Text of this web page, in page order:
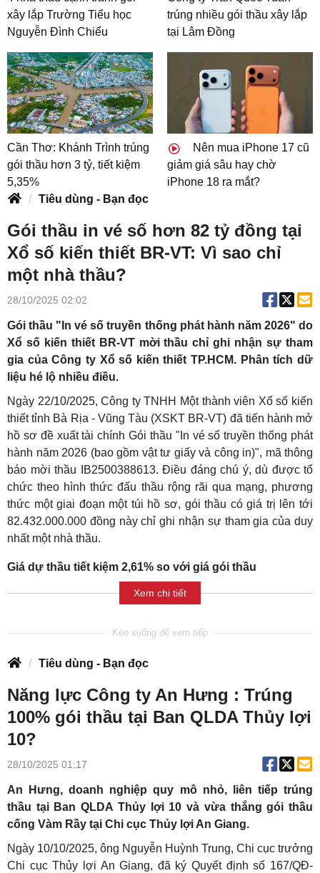
xây lắp Trường Tiểu học
Nguyễn Đình Chiểu
trúng nhiều gói thầu xây lắp
tại Lâm Đồng
Cần Thơ: Khánh Trình trúng
gói thầu hơn 3 tỷ, tiết kiệm
5,35%
Nên mua iPhone 17 cũ
giảm giá sâu hay chờ
iPhone 18 ra mắt?
Tiêu dùng - Bạn đọc
Gói thầu in vé số hơn 82 tỷ đồng tại
Xổ số kiến thiết BR-VT: Vì sao chỉ
một nhà thầu?
28/10/2025 02:02
Gói thầu "In vé số truyền thống phát hành năm 2026" do
Xổ số kiến thiết BR-VT mời thầu chỉ ghi nhận sự tham
gia của Công ty Xổ số kiến thiết TP.HCM. Phân tích dữ
liệu hé lộ nhiều điều.
Ngày 22/10/2025, Công ty TNHH Một thành viên Xổ số kiến
thiết tỉnh Bà Rịa - Vũng Tàu (XSKT BR-VT) đã tiến hành mở
hồ sơ đề xuất tài chính Gói thầu "In vé số truyền thống phát
hành năm 2026 (bao gồm vật tư giấy và công in)", mã thông
báo mời thầu IB2500388613. Điều đáng chú ý, dù được tổ
chức theo hình thức đấu thầu rộng rãi qua mạng, phương
thức một giai đoạn một túi hồ sơ, gói thầu có giá trị lên tới
82.432.000.000 đồng này chỉ ghi nhận sự tham gia của duy
nhất một nhà thầu.
Giá dự thầu tiết kiệm 2,61% so với giá gói thầu
Xem chi tiết
Tiêu dùng - Bạn đọc
Năng lực Công ty An Hưng : Trúng
100% gói thầu tại Ban QLDA Thủy lợi
10?
28/10/2025 01:17
An Hưng, doanh nghiệp quy mô nhỏ, liên tiếp trúng
thầu tại Ban QLDA Thủy lợi 10 và vừa thắng gói thầu
cống Vàm Rầy tại Chi cục Thủy lợi An Giang.
Ngày 10/10/2025, ông Nguyễn Huỳnh Trung, Chi cục trưởng
Chi cục Thủy lợi An Giang, đã ký Quyết định số 167/QĐ-